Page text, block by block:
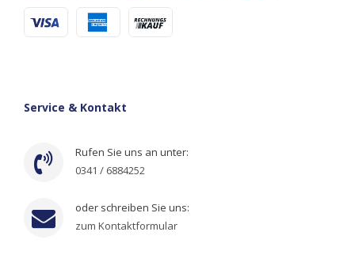
Service & Kontakt
Rufen Sie uns an unter:
0341 / 6884252
oder schreiben Sie uns:
zum Kontaktformular